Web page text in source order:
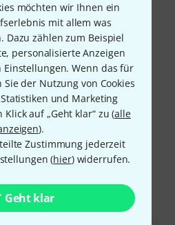
möchten wir Ihnen ein
mit allem was
Dazu zählen zum Beispiel
personalisierte Anzeigen
Einstellungen. Wenn das für
der Nutzung von Cookies
und Marketing
auf „Geht klar“ zu (alle
).
Zustimmung jederzeit
(hier) widerrufen.
Geht klar
15.07.2019
in den höheren Tönen
MELDEN